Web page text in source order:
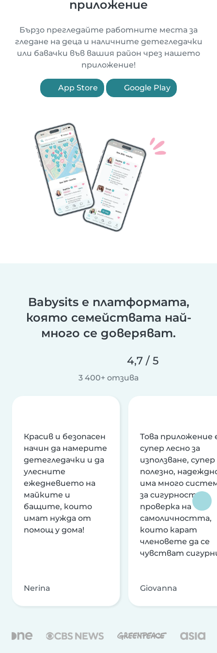
приложение
Бързо прегледайте работните места за
гледане на деца и наличните детегледачки
или бавачки във вашия район чрез нашето
приложение!
App Store Google Play
Babysits е платформата,
която семействата най-
много се доверяват.
4,7 / 5
3 400+ отзива
Красив и безопасен
начин да намерите
детегледачки и да
улесните
ежедневието на
майките и
бащите, които
имат нужда от
помощ у дома!
Nerina
Това приложение
супер лесно за
използване, супер
полезно,
има много
за сигурност и
проверка на
самоличността,
които карат
членовете да се
чувстват
Giovanna